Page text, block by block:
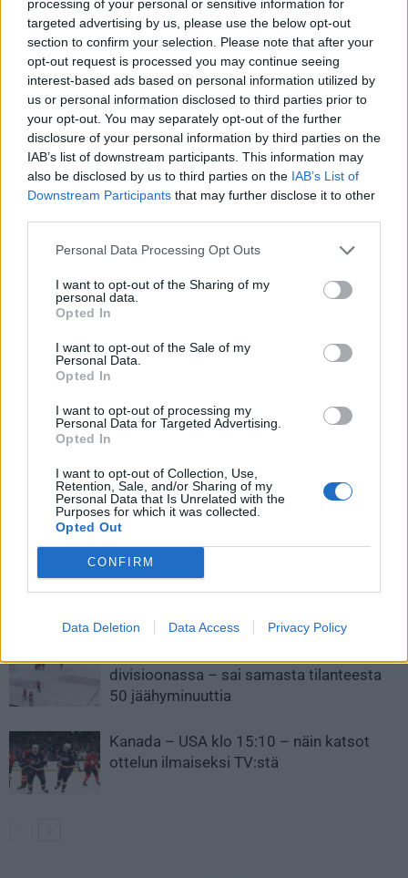
processing of your personal or sensitive information for
targeted advertising by us, please use the below opt-out
section to confirm your selection. Please note that after your
opt-out request is processed you may continue seeing
interest-based ads based on personal information utilized by
us or personal information disclosed to third parties prior to
your opt-out. You may separately opt-out of the further
disclosure of your personal information by third parties on the
IAB’s list of downstream participants. This information may
also be disclosed by us to third parties on the IAB’s List of
Downstream Participants that may further disclose it to other
Personal Data Processing Opt Outs
I want to opt-out of the Sharing of my
personal data.
Opted In
I want to opt-out of the Sale of my
Personal Data.
Opted In
I want to opt-out of processing my
Personal Data for Targeted Advertising.
Opted In
I want to opt-out of Collection, Use,
Retention, Sale, and/or Sharing of my
Personal Data that Is Unrelated with the
Purposes for which it was collected.
Opted Out
CONFIRM
Data Deletion Data Access Privacy Policy
WITH ERIK BRANNSTROM.#SENS
#GOSENSGO
PIC.TWITTER.COM/CNMBLPVB0G
— Pesky Sickos (@PeskySickos) October 6, 2023
Mikäli video ei näy, voit katsoa senX:ssä.
Edellinen artikkeli
tuhojaan – Kaapo Kakko
kihautti komean osuman
rankkarissa – Marc-Andre
Fleury vetäisi tylysti jalat alta
LIITTYVÄT ARTIKKELIT LISÄÄ TEKIJÄLTÄ
Leijonat julkisti ketjut Sveitsi-peliin –
divisioonassa – sai samasta tilanteesta
50 jäähyminuuttia
Kanada – USA klo 15:10 – näin katsot
ottelun ilmaiseksi TV:stä